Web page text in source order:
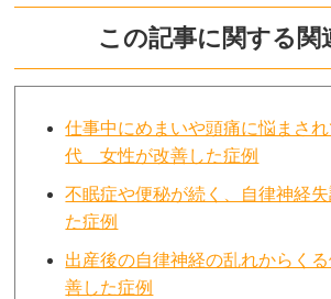
この記事に関する関
仕事中にめまいや頭痛に悩まさ
代 女性が改善した症例
不眠症や便秘が続く、自律神経
た症例
出産後の自律神経の乱れからく
善した症例